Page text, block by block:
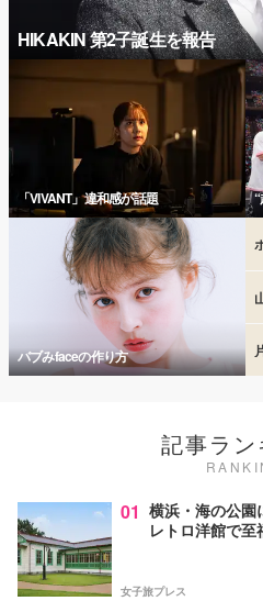
HIKAKIN 第2子誕生を報告
「VIVANT」違和感が話題
バブみfaceの作り方
記事ラ
01 横浜・海の公園
レトロ洋館で
女子旅プレス